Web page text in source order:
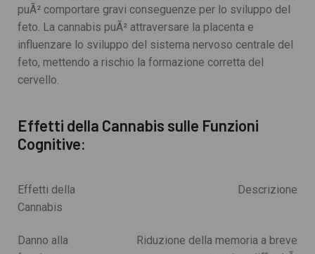
puÃ² comportare gravi conseguenze per lo sviluppo del
feto. La cannabis puÃ² attraversare la placenta e
influenzare lo sviluppo del sistema nervoso centrale del
feto, mettendo a rischio la formazione corretta del
cervello.
Effetti della Cannabis sulle Funzioni
Cognitive:
Effetti della
Cannabis
Descrizione
Danno alla
Riduzione della memoria a breve
INFORMAZIONE
Contattaci
Impronta
CATEGORIE
THCP